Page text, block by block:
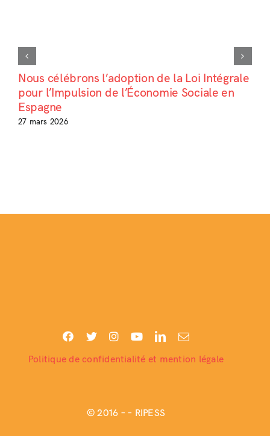
Nous célébrons l’adoption de la Loi Intégrale
pour l’Impulsion de l’Économie Sociale en
Espagne
27 mars 2026
Politique de confidentialité et mention légale
© 2016 –– RIPESS